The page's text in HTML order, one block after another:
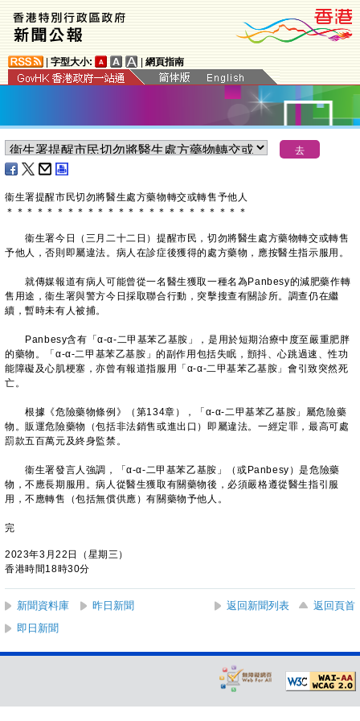
字型大小: 網頁指南
衞生署提醒市民切勿將醫生處方藥物轉交或轉售予他人
＊ ＊ ＊ ＊ ＊ ＊ ＊ ＊ ＊ ＊ ＊ ＊ ＊ ＊ ＊ ＊ ＊ ＊ ＊ ＊ ＊ ＊ ＊ ＊
​衞生署今日（三月二十二日）提醒市民，切勿將醫生處方藥物轉交或轉售
予他人，否則即屬違法。病人在診症後獲得的處方藥物，應按醫生指示服用。
就傳媒報道有病人可能曾從一名醫生獲取一種名為Panbesy的減肥藥作轉
售用途，衞生署與警方今日採取聯合行動，突擊搜查有關診所。調查仍在繼
續，暫時未有人被捕。
Panbesy含有「α-α-二甲基苯乙基胺」，是用於短期治療中度至嚴重肥胖
的藥物。「α-α-二甲基苯乙基胺」的副作用包括失眠，顫抖、心跳過速、性功
能障礙及心肌梗塞，亦曾有報道指服用「α-α-二甲基苯乙基胺」會引致突然死
亡。
根據《危險藥物條例》（第134章），「α-α-二甲基苯乙基胺」屬危險藥
物。販運危險藥物（包括非法銷售或進出口）即屬違法。一經定罪，最高可處
罰款五百萬元及終身監禁。
衞生署發言人強調，「α-α-二甲基苯乙基胺」（或Panbesy）是危險藥
物，不應長期服用。病人從醫生獲取有關藥物後，必須嚴格遵從醫生指引服
用，不應轉售（包括無償供應）有關藥物予他人。
完
2023年3月22日（星期三）
香港時間18時30分
新聞資料庫 昨日新聞 返回新聞列表
返回頁首
即日新聞